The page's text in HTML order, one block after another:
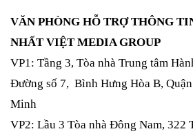
VĂN PHÒNG HỖ TRỢ THÔNG
NHẤT VIỆT MEDIA GROUP
VP1: Tầng 3, Tòa nhà Trung tâm
Đường số 7, Bình Hưng Hòa B,
Minh
VP2: Lầu 3 Tòa nhà Đông Nam, 322